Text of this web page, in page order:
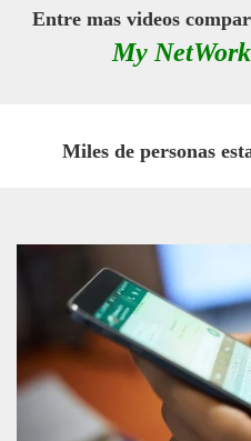
Entre mas videos
My
Miles de personas